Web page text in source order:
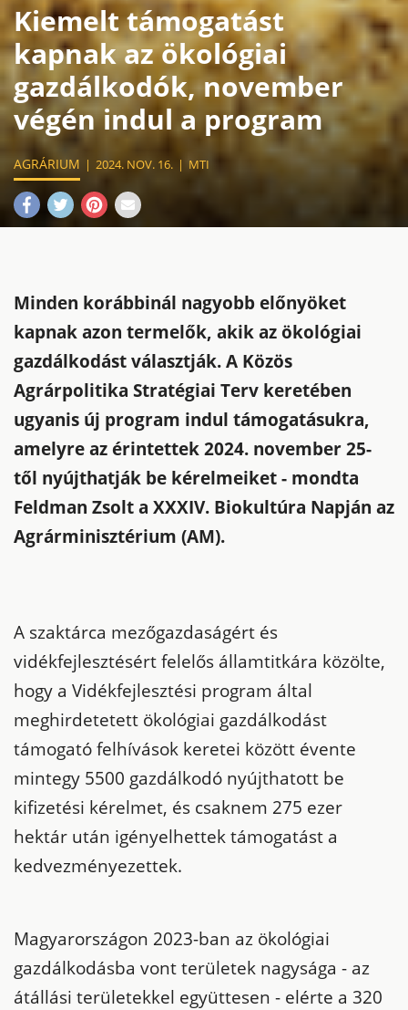
Kiemelt támogatást
kapnak az ökológiai
gazdálkodók, november
végén indul a program
AGRÁRIUM 2024. NOV. 16. MTI
Minden korábbinál nagyobb előnyöket
kapnak azon termelők, akik az ökológiai
gazdálkodást választják. A Közös
Agrárpolitika Stratégiai Terv keretében
ugyanis új program indul támogatásukra,
amelyre az érintettek 2024. november 25-
től nyújthatják be kérelmeiket - mondta
Feldman Zsolt a XXXIV. Biokultúra Napján az
Agrárminisztérium (AM).
A szaktárca mezőgazdaságért és
vidékfejlesztésért felelős államtitkára közölte,
hogy a Vidékfejlesztési program által
meghirdetetett ökológiai gazdálkodást
támogató felhívások keretei között évente
mintegy 5500 gazdálkodó nyújthatott be
kifizetési kérelmet, és csaknem 275 ezer
hektár után igényelhettek támogatást a
kedvezményezettek.
Magyarországon 2023-ban az ökológiai
gazdálkodásba vont területek nagysága - az
átállási területekkel együttesen - elérte a 320